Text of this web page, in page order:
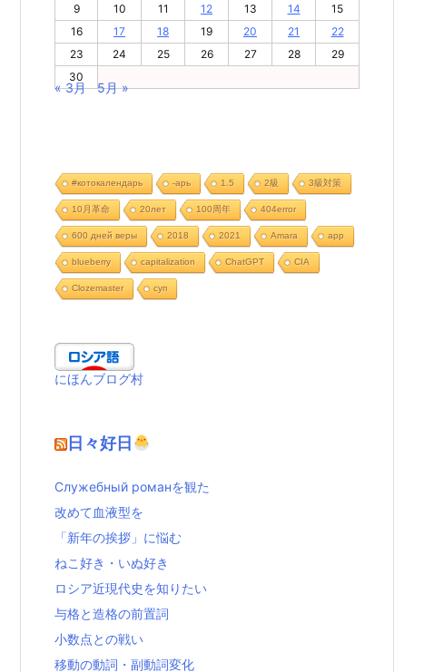
9
10 11 12 13 14
15
16
17 18 19 20 21
22
23
24 25 26 27 28
29
30
« 3月 5月 »
#котокалендарь -арь 1.5 2級 3級対策
10月革命 20лет 100周年 404error
600 дней веры 2018 2021 Amara app
blueberry capitalization ChatGPT CIA
Clozemaster cуп
にほんブログ村
日々好日
Служебный романを観た
改めて血液型を
「新年の挨拶」に悩む
ねこ好き・いぬ好き
ロシア近現代史を知りたい
与格と造格の前置詞
小数点との戦い
移動の動詞・副動詞変化